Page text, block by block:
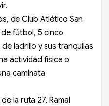
de Club Atlético San
de fútbol, 5 cinco
ladrillo y sus tranquilas
actividad física o
caminata
la ruta 27, Ramal